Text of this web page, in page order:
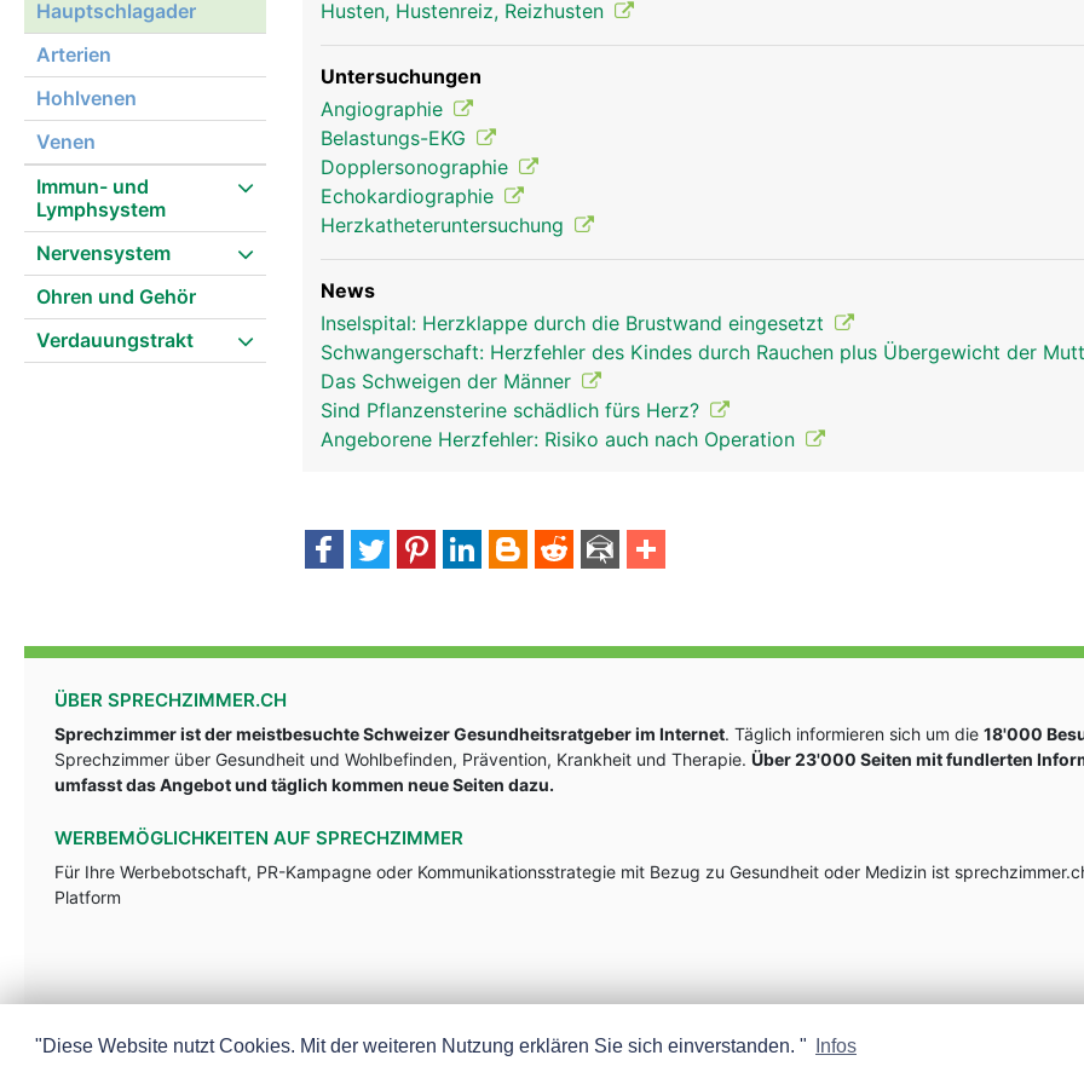
Hauptschlagader
Arterien
Hohlvenen
Venen
Immun- und
Lymphsystem
Nervensystem
Ohren und Gehör
Verdauungstrakt
aorta frau
Husten, Hustenreiz, Reizhusten
Untersuchungen
Angiographie
Belastungs-EKG
Dopplersonographie
Echokardiographie
Herzkatheteruntersuchung
News
Inselspital: Herzklappe durch die Brustwand eingesetzt
Schwangerschaft: Herzfehler des Kindes durch Rauchen plus Übergewicht der
Das Schweigen der Männer
Sind Pflanzensterine schädlich fürs Herz?
Angeborene Herzfehler: Risiko auch nach Operation
ÜBER SPRECHZIMMER.CH
Sprechzimmer ist der meistbesuchte Schweizer Gesundheitsratgeber im Internet. Täglich informieren sich um die 18'000
Sprechzimmer über Gesundheit und Wohlbefinden, Prävention, Krankheit und Therapie. Über 23'000 Seiten mit fundlerten
umfasst das Angebot und täglich kommen neue Seiten dazu.
WERBEMÖGLICHKEITEN AUF SPRECHZIMMER
Für Ihre Werbebotschaft, PR-Kampagne oder Kommunikationsstrategie mit Bezug zu Gesundheit oder Medizin ist
Platform
"Diese Website nutzt Cookies. Mit der weiteren Nutzung erklären Sie sich einverstanden. " Infos